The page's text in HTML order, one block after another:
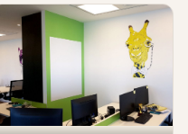
טפטים ומדבקות קיר בעסקים
טפטים לעסקים